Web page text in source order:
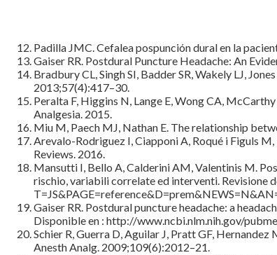
Padilla JMC. Cefalea pospunción dural en la
Gaiser RR. Postdural Puncture Headache: An
Bradbury CL, Singh SI, Badder SR, Wakely LJ,
2013;57(4):417–30.
Peralta F, Higgins N, Lange E, Wong CA,
Analgesia. 2015.
Miu M, Paech MJ, Nathan E. The relationship
Arevalo-Rodriguez I, Ciapponi A, Roqué i Figuls
Reviews. 2016.
Mansutti I, Bello A, Calderini AM, Valentinis M.
rischio, variabili correlate ed interventi. Revisione
Gaiser RR. Postdural puncture headache: a
Disponible en : http://www.ncbi.nlm.nih.gov/
Schier R, Guerra D, Aguilar J, Pratt GF,
Anesth Analg. 2009;109(6):2012–21.